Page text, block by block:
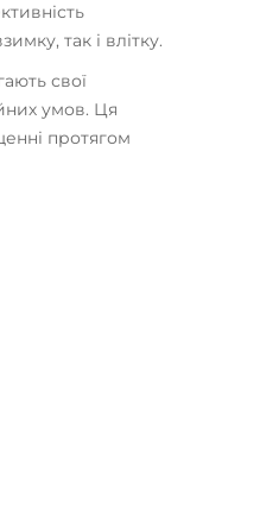
так і влітку.
свої
умов. Ця
протягом